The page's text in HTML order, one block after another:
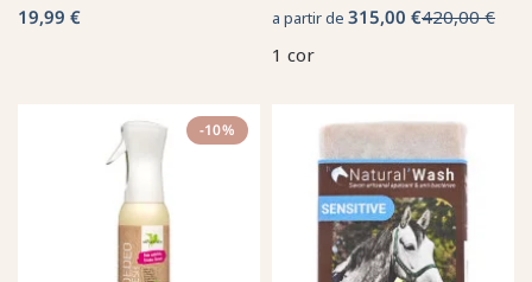
19,99 € a partir de 315,00 €420,00 €
1 cor
-10%